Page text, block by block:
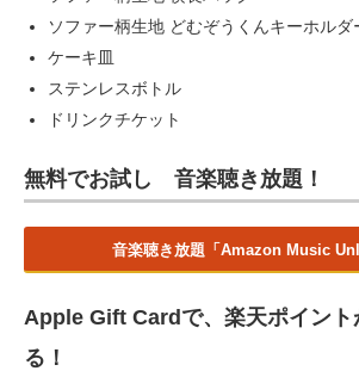
ソファー柄生地 どむぞうくんキーホルダ
ケーキ皿
ステンレスボトル
ドリンクチケット
無料でお試し 音楽聴き放題！
音楽聴き放題「Amazon Music
Apple Gift Cardで、楽天ポイント
る！